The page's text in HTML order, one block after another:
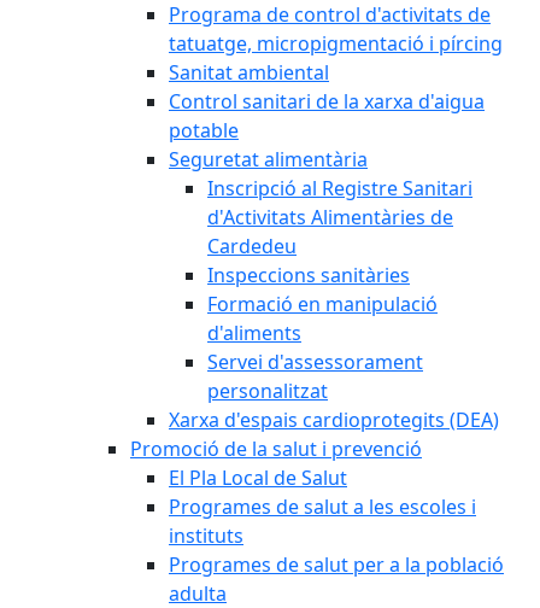
Programa de control d'activitats de
tatuatge, micropigmentació i pírcing
Sanitat ambiental
Control sanitari de la xarxa d'aigua
potable
Seguretat alimentària
Inscripció al Registre Sanitari
d'Activitats Alimentàries de
Cardedeu
Inspeccions sanitàries
Formació en manipulació
d'aliments
Servei d'assessorament
personalitzat
Xarxa d'espais cardioprotegits (DEA)
Promoció de la salut i prevenció
El Pla Local de Salut
Programes de salut a les escoles i
instituts
Programes de salut per a la població
adulta